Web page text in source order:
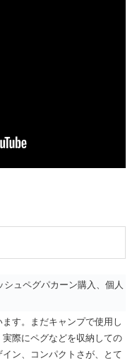
シュペグパカーン購入、個人
す。まだキャンプで使用し
際にペグなどを収納しての
ン、コンパクトさが、とて